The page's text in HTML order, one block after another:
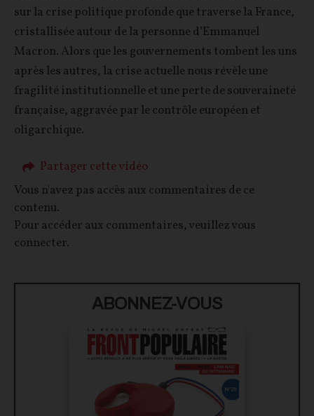
sur la crise politique profonde que traverse la France,
cristallisée autour de la personne d’Emmanuel
Macron. Alors que les gouvernements tombent les uns
après les autres, la crise actuelle nous révèle une
fragilité institutionnelle et une perte de souveraineté
française, aggravée par le contrôle européen et
oligarchique.
Partager cette vidéo
Vous n'avez pas accès aux commentaires de ce
contenu.
Pour accéder aux commentaires, veuillez vous
connecter.
ABONNEZ-VOUS